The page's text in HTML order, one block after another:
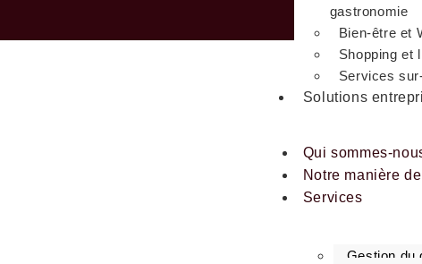
gastronomie
Bien-être et
Shopping et
Services
Solutions
Qui sommes-
Notre manière
Services
Gestion du
Copyright 2026 © All